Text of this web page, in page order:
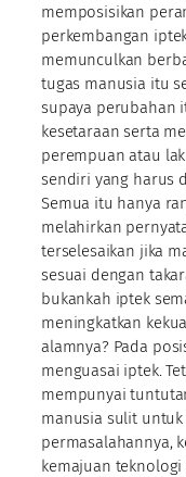
memposisikan
perkembangan
memunculkan
tugas manusia itu
supaya perubahan
kesetaraan serta
perempuan atau
sendiri yang harus
Semua itu hanya
melahirkan
terselesaikan jika
sesuai dengan
bukankah iptek
meningkatkan
alamnya? Pada
menguasai iptek.
mempunyai
manusia sulit
permasalahannya,
kemajuan